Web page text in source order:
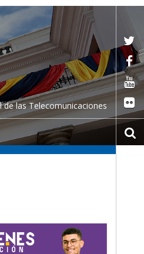
de las Telecomunicaciones